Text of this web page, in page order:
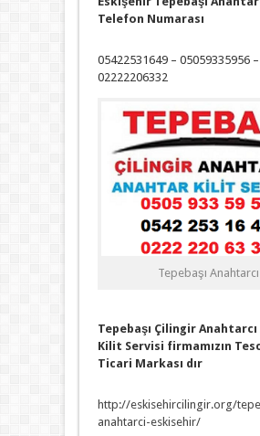
Telefon Numarası
05422531649 – 05059335956 –
02222206332
Tepebaşı Anahtarcı
Tepebaşı Çilingir
Kilit Servisi firmamızın
Ticari Markası dır
http://eskisehircilingir.org/
anahtarci-eskisehir/